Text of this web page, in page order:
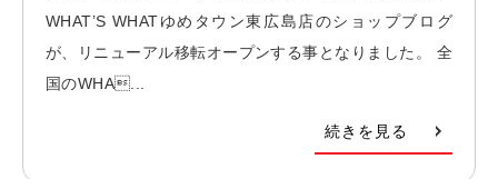
WHAT’S WHATゆめタウン東広島店のショップブログ
が、リニューアル移転オープンする事となりました。 全
国のWHA...
続きを見る